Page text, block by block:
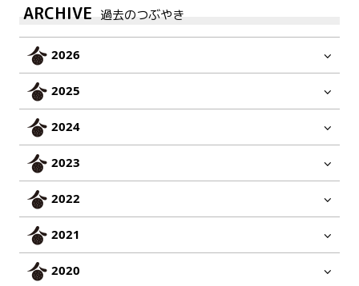
ARCHIVE 過去のつぶやき
2026
2025
2024
2023
2022
2021
2020